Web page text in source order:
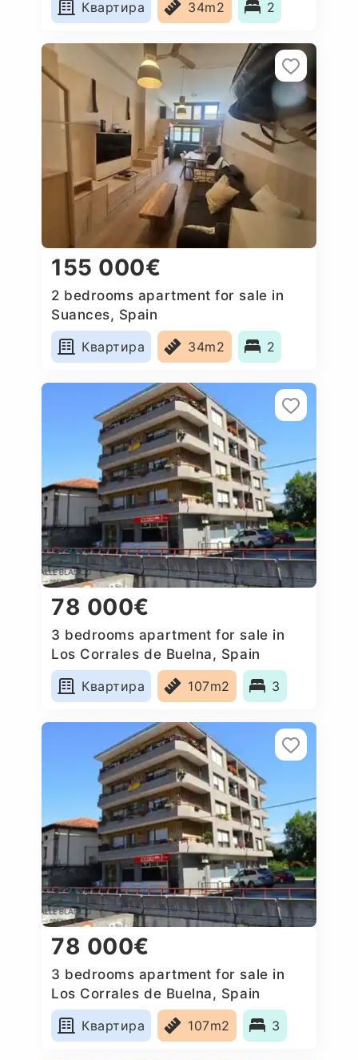
Квартира 34m2 2
155 000€
2 bedrooms apartment for sale in
Suances, Spain
Квартира
34m2 2
78 000€
3 bedrooms apartment for sale in
Los Corrales de Buelna, Spain
Квартира
107m2 3
78 000€
3 bedrooms apartment for sale in
Los Corrales de Buelna, Spain
Квартира
107m2 3